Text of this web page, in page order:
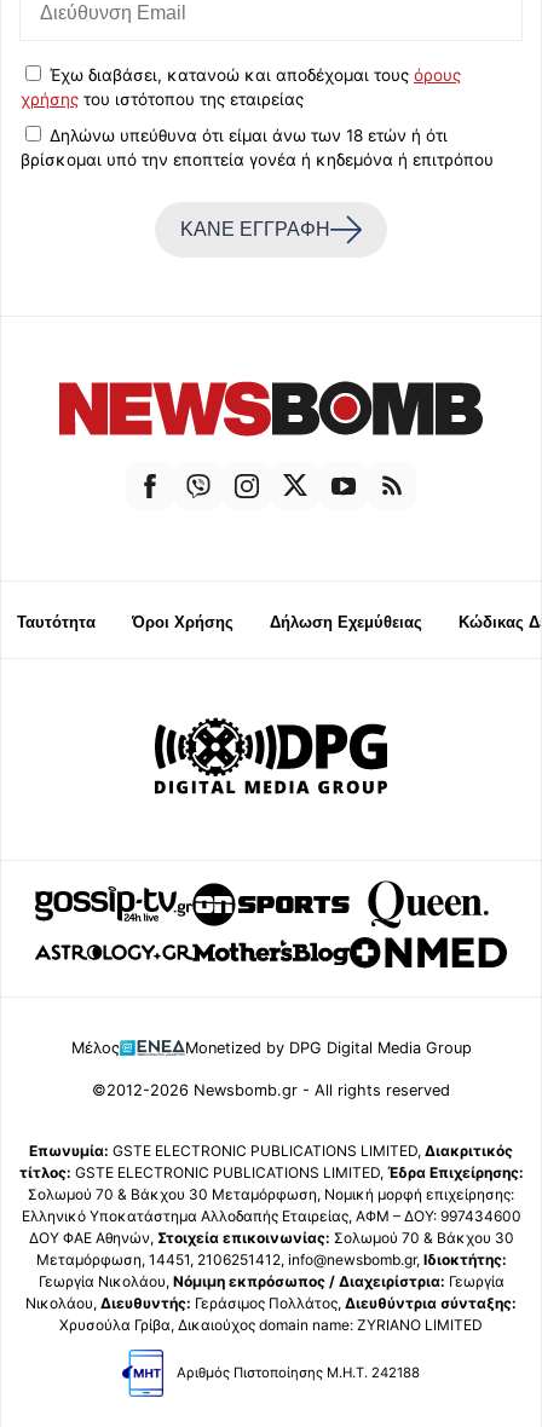
Έχω διαβάσει, κατανοώ και αποδέχομαι τους όρους
χρήσης του ιστότοπου της εταιρείας
Δηλώνω υπεύθυνα ότι είμαι άνω των 18 ετών ή ότι
βρίσκομαι υπό την εποπτεία γονέα ή κηδεμόνα ή επιτρόπου
ΚΑΝΕ ΕΓΓΡΑΦΗ
Ταυτότητα Όροι Χρήσης Δήλωση Εχεμύθειας Κώδικας
Μέλος Monetized by DPG Digital Media Group
©2012-2026 Newsbomb.gr - All rights reserved
Επωνυμία: GSTE ELECTRONIC PUBLICATIONS LIMITED, Διακριτικός
τίτλος: GSTE ELECTRONIC PUBLICATIONS LIMITED, Έδρα Επιχείρησης:
Σολωμού 70 & Βάκχου 30 Μεταμόρφωση, Νομική μορφή επιχείρησης:
Ελληνικό Υποκατάστημα Αλλοδαπής Εταιρείας, ΑΦΜ – ΔΟΥ: 997434600
ΔΟΥ ΦΑΕ Αθηνών, Στοιχεία επικοινωνίας: Σολωμού 70 & Βάκχου 30
Μεταμόρφωση, 14451, 2106251412, info@newsbomb.gr, Ιδιοκτήτης:
Γεωργία Νικολάου, Νόμιμη εκπρόσωπος / Διαχειρίστρια: Γεωργία
Νικολάου, Διευθυντής: Γεράσιμος Πολλάτος, Διευθύντρια σύνταξης:
Χρυσούλα Γρίβα, Δικαιούχος domain name: ZYRIANO LIMITED
Αριθμός Πιστοποίησης Μ.Η.Τ. 242188